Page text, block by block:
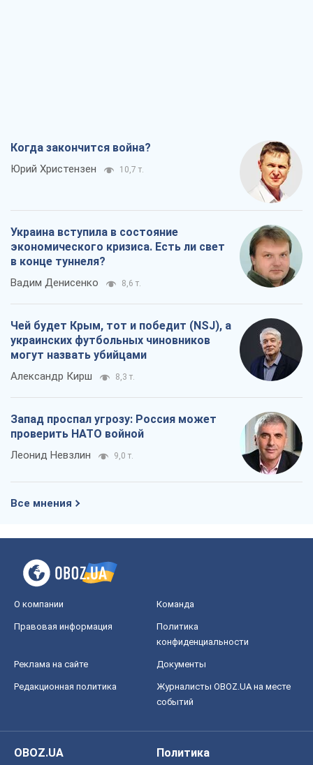
Когда закончится война?
Юрий Христензен 10,7 т.
Украина вступила в состояние
экономического кризиса. Есть ли свет
в конце туннеля?
Вадим Денисенко 8,6 т.
Чей будет Крым, тот и победит (NSJ), а
украинских футбольных чиновников
могут назвать убийцами
Александр Кирш 8,3 т.
Запад проспал угрозу: Россия может
проверить НАТО войной
Леонид Невзлин 9,0 т.
Все мнения
О компании Команда
Правовая информация
Политика
конфиденциальности
Реклама на сайте Документы
Редакционная политика
Журналисты OBOZ.UA на месте
событий
OBOZ.UA
Политика